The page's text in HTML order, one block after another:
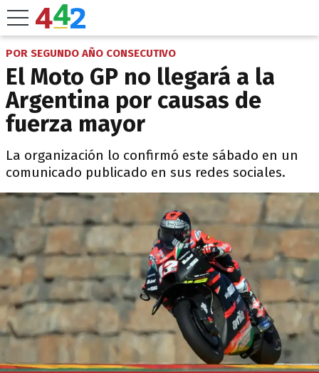
POR SEGUNDO AÑO CONSECUTIVO
El Moto GP no llegará a la
Argentina por causas de
fuerza mayor
La organización lo confirmó este sábado en un
comunicado publicado en sus redes sociales.